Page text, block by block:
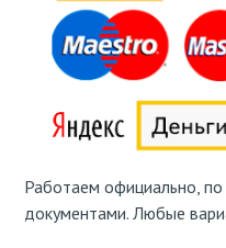
Работаем официально,
документами. Любые